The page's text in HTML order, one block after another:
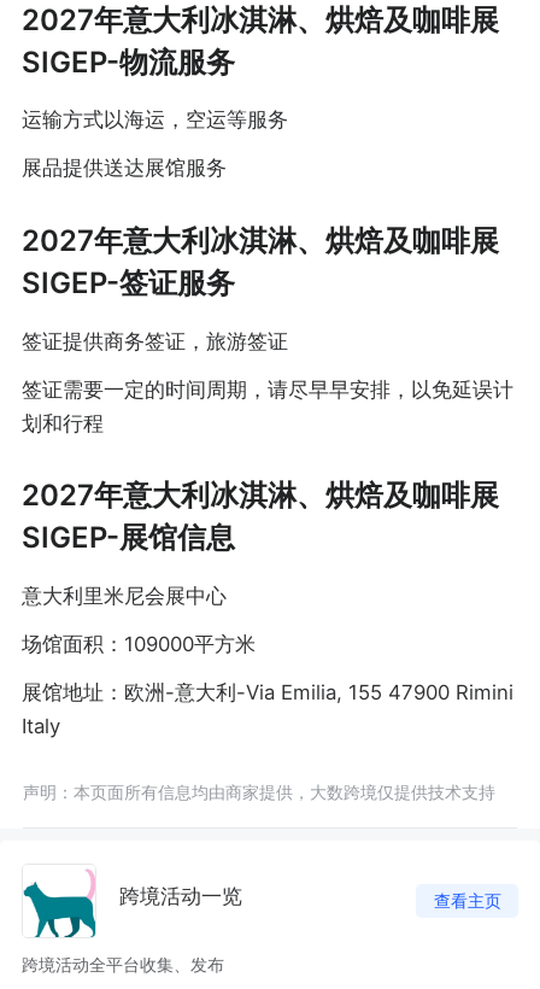
2027年意大利冰淇淋、烘焙及咖啡展
SIGEP-物流服务
运输方式以海运，空运等服务
展品提供送达展馆服务
2027年意大利冰淇淋、烘焙及咖啡展
SIGEP-签证服务
签证提供商务签证，旅游签证
签证需要一定的时间周期，请尽早早安排，以免延误计
划和行程
2027年意大利冰淇淋、烘焙及咖啡展
SIGEP-展馆信息
意大利里米尼会展中心
场馆面积：109000平方米
展馆地址：欧洲-意大利-Via Emilia, 155 47900 Rimini
Italy
声明：本页面所有信息均由商家提供，大数跨境仅提供技术支持
跨境活动一览 查看主页
跨境活动全平台收集、发布